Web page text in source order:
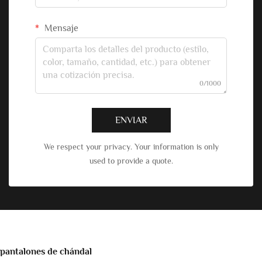
Mensaje
0/1000
ENVIAR
We respect your privacy. Your information is only
used to provide a quote.
pantalones de chándal